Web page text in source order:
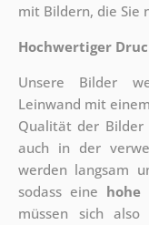
mit Bildern, die Sie
Hochwertiger
Unsere Bilder
Leinwand mit
Qualität der
auch in der
werden langsam
sodass eine hohe
müssen sich